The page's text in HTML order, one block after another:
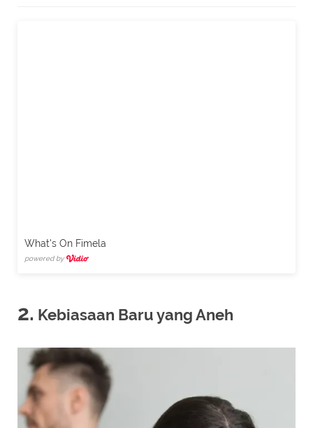
What's On Fimela
powered by
2. Kebiasaan Baru yang Aneh